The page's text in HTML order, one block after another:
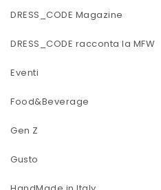
DRESS_CODE Magazine
DRESS_CODE racconta la MFW
Eventi
Food&Beverage
Gen Z
Gusto